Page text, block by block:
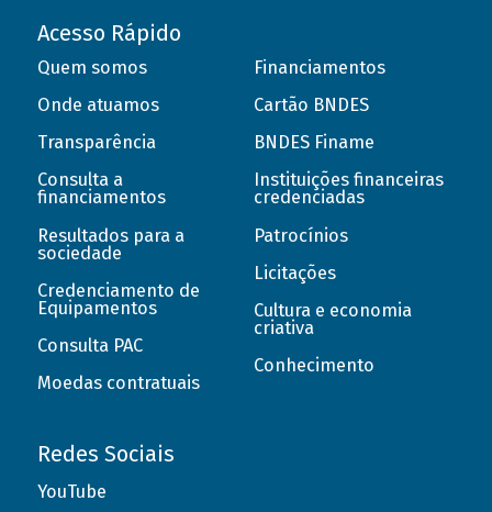
Acesso Rápido
Quem somos
Onde atuamos
Transparência
Consulta a
financiamentos
Resultados para a
sociedade
Credenciamento de
Equipamentos
Consulta PAC
Moedas contratuais
Financiamentos
Cartão BNDES
BNDES Finame
Instituições financeiras
credenciadas
Patrocínios
Licitações
Cultura e economia
criativa
Conhecimento
Redes Sociais
YouTube